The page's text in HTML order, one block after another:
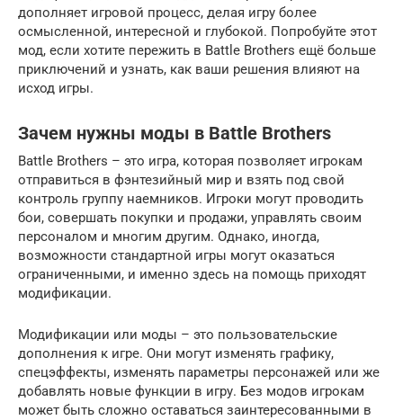
дополняет игровой процесс, делая игру более
осмысленной, интересной и глубокой. Попробуйте этот
мод, если хотите пережить в Battle Brothers ещё больше
приключений и узнать, как ваши решения влияют на
исход игры.
Зачем нужны моды в Battle Brothers
Battle Brothers – это игра, которая позволяет игрокам
отправиться в фэнтезийный мир и взять под свой
контроль группу наемников. Игроки могут проводить
бои, совершать покупки и продажи, управлять своим
персоналом и многим другим. Однако, иногда,
возможности стандартной игры могут оказаться
ограниченными, и именно здесь на помощь приходят
модификации.
Модификации или моды – это пользовательские
дополнения к игре. Они могут изменять графику,
спецэффекты, изменять параметры персонажей или же
добавлять новые функции в игру. Без модов игрокам
может быть сложно оставаться заинтересованными в